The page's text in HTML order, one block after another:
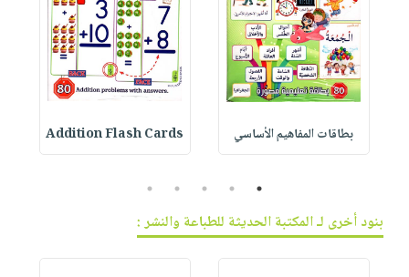
بطاقات المفاهيم الأساسي Addition Flash Cards
1
2
3
4
5
بنود أخرى لـ المكتبة الحديثة للطباعة والنشر :